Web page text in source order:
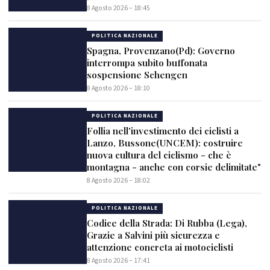
8 Agosto 2026 – 18:45
POLITICA NAZIONALE
Spagna, Provenzano(Pd): Governo
interrompa subito buffonata
sospensione Schengen
8 Agosto 2026 – 18:10
POLITICA NAZIONALE
Follia nell'investimento dei ciclisti a
Lanzo, Bussone(UNCEM): costruire
nuova cultura del ciclismo - che è
montagna - anche con corsie delimitate"
8 Agosto 2026 – 18:02
POLITICA NAZIONALE
Codice della Strada: Di Rubba (Lega),
Grazie a Salvini più sicurezza e
attenzione concreta ai motociclisti
8 Agosto 2026 – 17:41